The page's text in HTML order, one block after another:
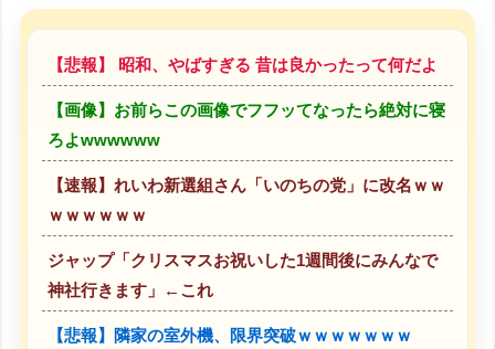
【悲報】 昭和、やばすぎる 昔は良かったって何だよ
【画像】お前らこの画像でフフッてなったら絶対に寝
ろよwwwwww
【速報】れいわ新選組さん「いのちの党」に改名ｗｗ
ｗｗｗｗｗｗ
ジャップ「クリスマスお祝いした1週間後にみんなで
神社行きます」←これ
【悲報】隣家の室外機、限界突破ｗｗｗｗｗｗｗ